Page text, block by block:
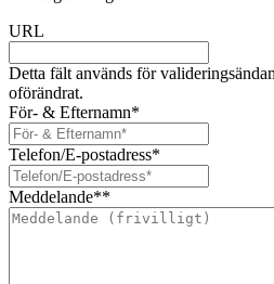
URL
Detta fält används för
oförändrat.
För- & Efternamn*
Telefon/E-postadress*
Meddelande**